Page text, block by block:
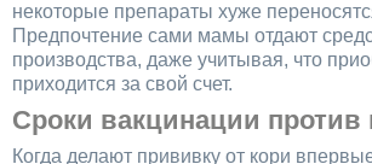
некоторые препараты хуже
Предпочтение сами мамы отдают
производства, даже учитывая, что
приходится за свой счет.
Сроки вакцинации против
Когда делают прививку от кори